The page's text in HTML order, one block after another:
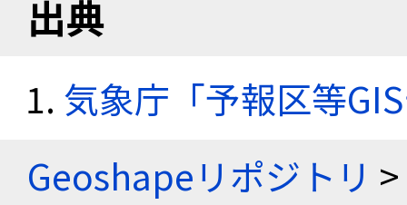
出典
気象庁「予報区等
Geoshapeリポジトリ >